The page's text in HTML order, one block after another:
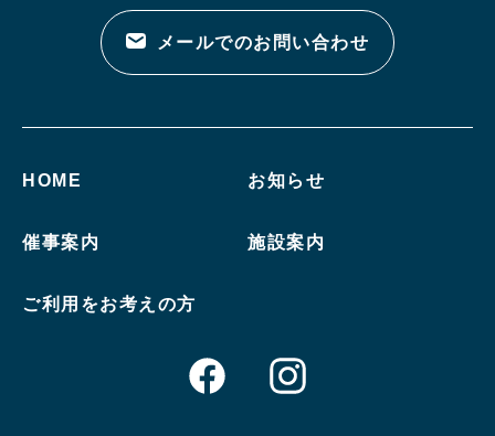
メールでのお問い合わせ
HOME お知らせ
催事案内 施設案内
ご利用をお考えの方